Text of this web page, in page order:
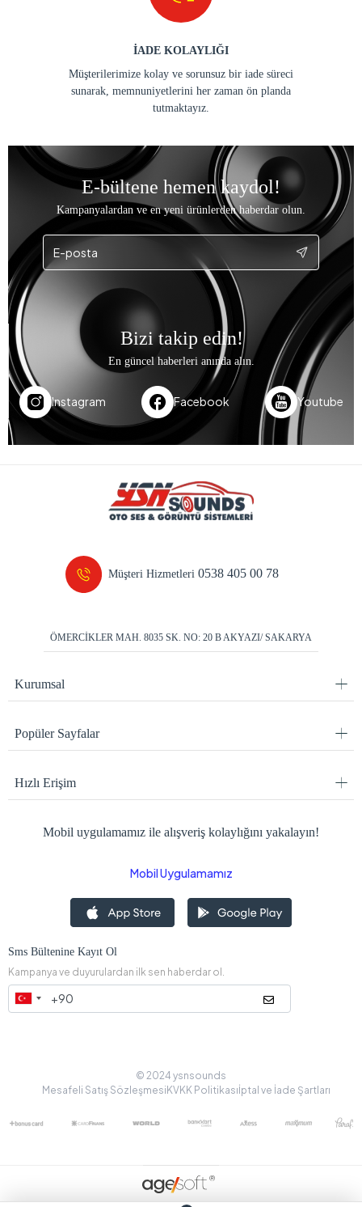
İADE KOLAYLIĞI
Müşterilerimize kolay ve sorunsuz bir iade süreci
sunarak, memnuniyetlerini her zaman ön planda
tutmaktayız.
E-bültene hemen kaydol!
Kampanyalardan ve en yeni ürünlerden haberdar olun.
Bizi takip edin!
En güncel haberleri anında alın.
Instagram Facebook Youtube
Müşteri Hizmetleri0538 405 00 78
ÖMERCİKLER MAH. 8035 SK. NO: 20 B AKYAZI/ SAKARYA
Kurumsal
Popüler Sayfalar
Hızlı Erişim
Mobil uygulamamız ile alışveriş kolaylığını yakalayın!
Mobil Uygulamamız
Sms Bültenine Kayıt Ol
Kampanya ve duyurulardan ilk sen haberdar ol.
© 2024 ysnsounds
Mesafeli Satış Sözleşmesi KVKK Politikasıİptal ve İade Şartları